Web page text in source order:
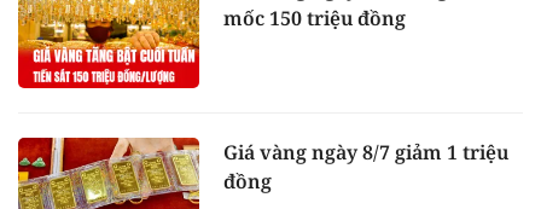
mốc 150 triệu đồng
Giá vàng ngày 8/7 giảm 1 triệu
đồng